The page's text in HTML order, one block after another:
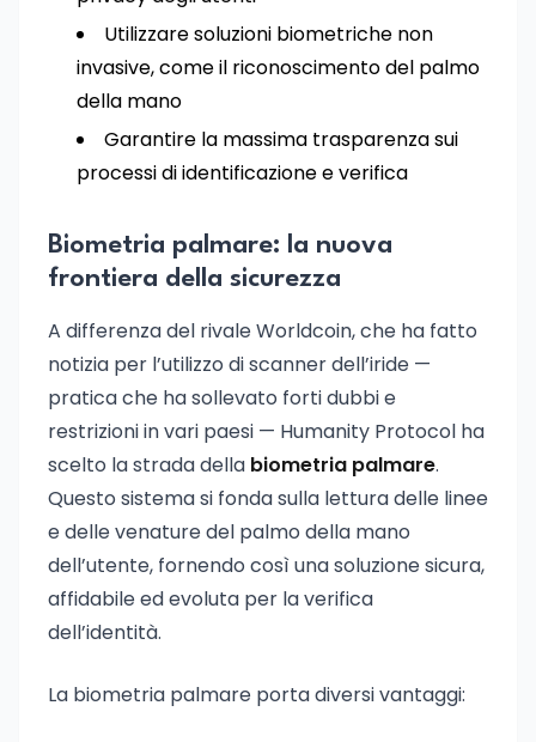
Utilizzare soluzioni biometriche non
invasive, come il riconoscimento del palmo
della mano
Garantire la massima trasparenza sui
processi di identificazione e verifica
Biometria palmare: la nuova
frontiera della sicurezza
A differenza del rivale Worldcoin, che ha fatto
notizia per l’utilizzo di scanner dell’iride —
pratica che ha sollevato forti dubbi e
restrizioni in vari paesi — Humanity Protocol ha
scelto la strada della biometria palmare.
Questo sistema si fonda sulla lettura delle linee
e delle venature del palmo della mano
dell’utente, fornendo così una soluzione sicura,
affidabile ed evoluta per la verifica
dell’identità.
La biometria palmare porta diversi vantaggi: